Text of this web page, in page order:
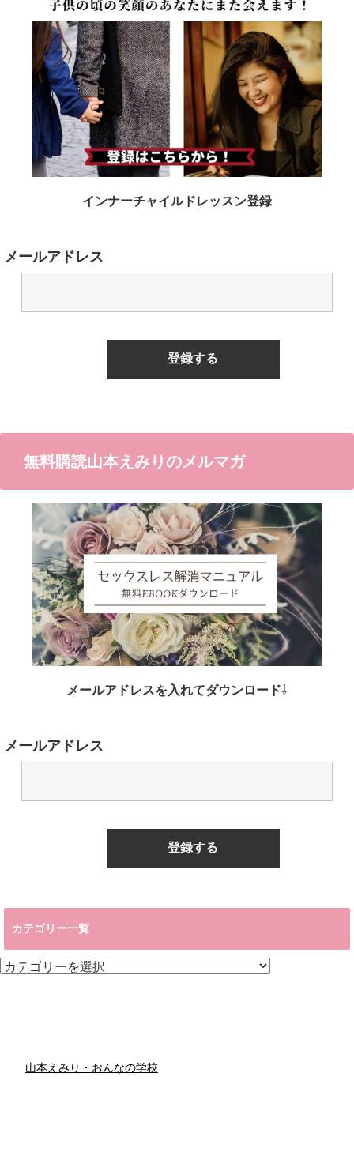
インナーチャイルドレッスン登録
メールアドレス
無料購読山本えみりのメルマガ
メールアドレスを入れてダウンロード⇩
メールアドレス
カテゴリー一覧
カ
山本えみり・おんなの学校